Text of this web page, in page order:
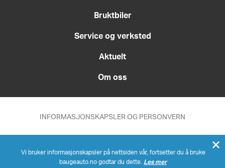
Bruktbiler
Service og verksted
Aktuelt
Om oss
INFORMASJONSKAPSLER OG PERSONVERN
Vi bruker informasjonskapsler på nettsiden vår, fortsetter du å bruke
baugeauto.no godtar du dette. Les mer